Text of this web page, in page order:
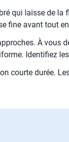
qui laisse de
fine avant tout
À vous
Identifiez
courte durée.